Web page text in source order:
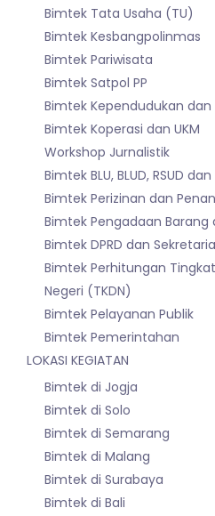
Bimtek Tata Usaha (TU)
Bimtek Kesbangpolinmas
Bimtek Pariwisata
Bimtek Satpol PP
Bimtek Kependudukan
Bimtek Koperasi dan UKM
Workshop Jurnalistik
Bimtek BLU, BLUD, RSUD dan
Bimtek Perizinan dan
Bimtek Pengadaan Barang
Bimtek DPRD dan
Bimtek Perhitungan
Negeri (TKDN)
Bimtek Pelayanan Publik
Bimtek Pemerintahan
LOKASI KEGIATAN
Bimtek di Jogja
Bimtek di Solo
Bimtek di Semarang
Bimtek di Malang
Bimtek di Surabaya
Bimtek di Bali